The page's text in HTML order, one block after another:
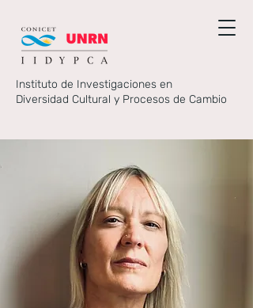
Instituto de Investigaciones en
Diversidad Cultural y Procesos de Cambio